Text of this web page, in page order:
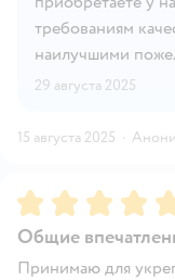
требованиям
наилучшими
29 августа 2025
15 августа 2025 ·
Рейтинг:5
Общие
Принимаю для